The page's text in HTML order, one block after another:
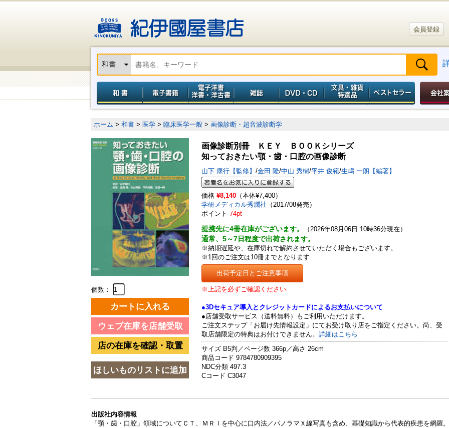
会員登録
ホーム > 和書 > 医学 > 臨床医学一般 > 画像診断・超音波診断学
個数：
画像診断別冊 ＫＥＹ ＢＯＯＫシリーズ
知っておきたい顎・歯・口腔の画像診断
山下 康行【監修】 /金田 隆/中山 秀樹/平井 俊範/生嶋 一朗【編著】
価格 ¥8,140 （本体¥7,400）
学研メディカル秀潤社 （2017/08発売）
ポイント 74pt
提携先に4冊在庫がございます。 （2026年08月06日 10時36分現在）
通常、5～7日程度で出荷されます。
※納期遅延や、在庫切れで解約させていただく場合もございます。
※1回のご注文は10冊までとなります
出荷予定日とご注意事項
※上記を必ずご確認ください
●3Dセキュア導入とクレジットカードによるお支払いについて
●店舗受取サービス（送料無料）もご利用いただけます。
ご注文ステップ「お届け先情報設定」にてお受け取り店をご指定ください。尚、受
取店舗限定の特典はお付けできません。 詳細はこちら
サイズ B5判／ページ数 366p／高さ 26cm
商品コード 9784780909395
NDC分類 497.3
Cコード C3047
出版社内容情報
「顎・歯・口腔」領域についてＣＴ、ＭＲＩを中心に口内法／パノラマＸ線写真も含め、基礎知識から代表的疾患を網羅